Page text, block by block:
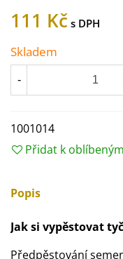
111 Kč
Skladem
-
1001014
Přidat k oblíbeným
Popis
Jak si vypěstovat
Předpěstování